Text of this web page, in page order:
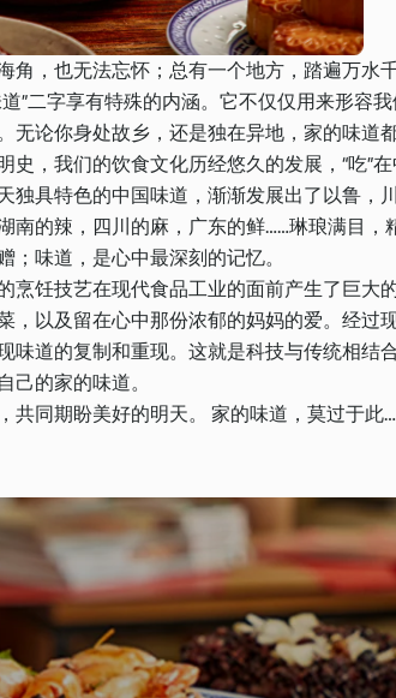
角，也无法忘怀；总有一个地方，踏遍万水
”二字享有特殊的内涵。它不仅仅用来形容
无论你身处故乡，还是独在异地，家的味道都
史，我们的饮食文化历经悠久的发展，“吃”
独具特色的中国味道，渐渐发展出了以鲁
南的辣，四川的麻，广东的鲜……琳琅满目，
；味道，是心中最深刻的记忆。
烹饪技艺在现代食品工业的面前产生了巨
，以及留在心中那份浓郁的妈妈的爱。经
味道的复制和重现。这就是科技与传统相
己的家的味道。
共同期盼美好的明天。 家的味道，莫过于此